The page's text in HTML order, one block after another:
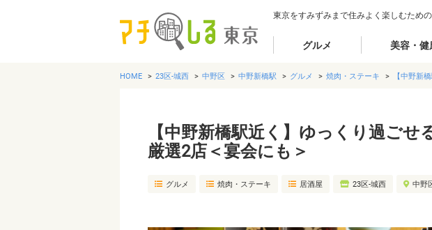
東京をすみずみまで住みよく楽しむため
グルメ 美容・健
HOME 23区-城西 中野区 中野新橋駅 グルメ 焼肉・ステーキ 【中野新
【中野新橋駅近く】ゆっくり過ごせ
厳選2店＜宴会にも＞
グルメ 焼肉・ステーキ 居酒屋 23区-城西 中野